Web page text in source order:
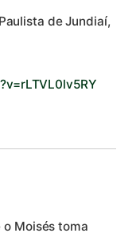
de Jundiaí,
Moisés toma